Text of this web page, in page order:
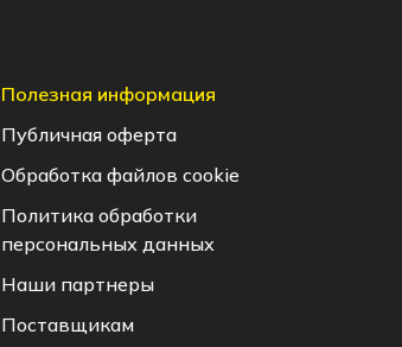
Полезная информация
Публичная оферта
Обработка файлов cookie
Политика обработки
персональных данных
Наши партнеры
Поставщикам